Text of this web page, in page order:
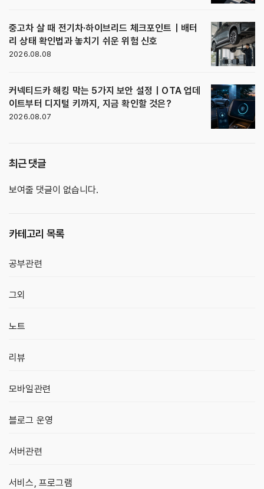
중고차 살 때 전기차·하이브리드 체크포인트｜배터
리 상태 확인법과 놓치기 쉬운 위험 신호
2026.08.08
커넥티드카 해킹 막는 5가지 보안 설정｜OTA 업데
이트부터 디지털 키까지, 지금 확인할 것은?
2026.08.07
최근 댓글
보여줄 댓글이 없습니다.
카테고리 목록
공부관련
그외
노트
리뷰
모바일관련
블로그 운영
서버관련
서비스, 프로그램